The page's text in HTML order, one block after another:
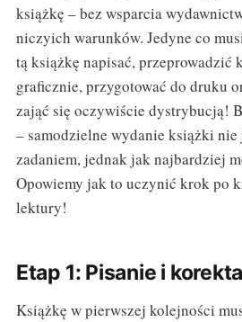
książkę – bez wsparcia
niczyich warunków. Jedyne co
tą książkę napisać, przeprowadzić
graficznie, przygotować do druku
zająć się oczywiście dystrybucją!
– samodzielne wydanie książki
zadaniem, jednak jak najbardziej
Opowiemy jak to uczynić krok po
lektury!
Etap 1: Pisanie i korekta
Książkę w pierwszej kolejności